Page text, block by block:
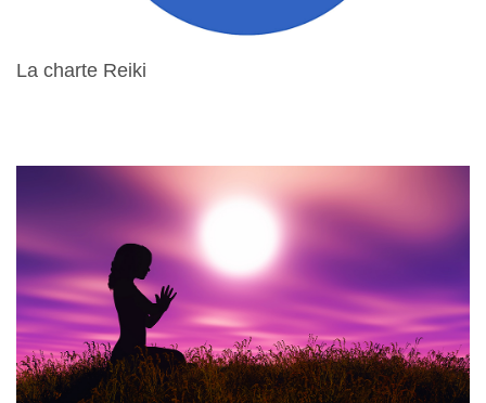
La charte Reiki